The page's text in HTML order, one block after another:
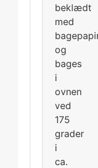
beklædt
med
og
bages
i
ovnen
ved
175
grader
i
ca.